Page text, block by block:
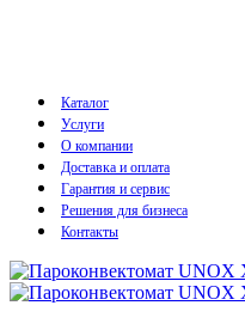
Каталог
Услуги
О компании
Доставка и оплата
Гарантия и сервис
Решения для бизнеса
Контакты